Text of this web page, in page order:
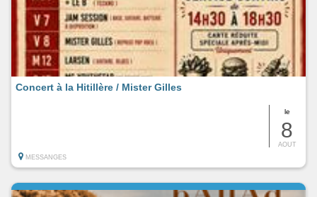
le
8
AOUT
Concert à la Hitillère / Mister Gilles
MESSANGES